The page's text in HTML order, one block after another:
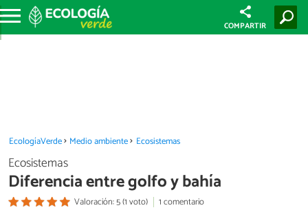
COMPARTIR
EcologíaVerde Medio ambiente Ecosistemas
Ecosistemas
Diferencia entre golfo y bahía
Valoración: 5 (1 voto)
1 comentario